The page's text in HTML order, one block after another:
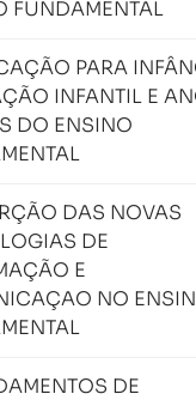
FUNDAMENTAL
PARA
INFANTIL E
DO ENSINO
DAS NOVAS
DE
E
NO
DE